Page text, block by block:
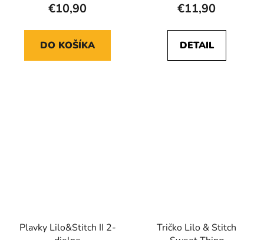
€10,90
DO KOŠÍKA
€11,90
DETAIL
Plavky Lilo&Stitch II 2-
Tričko Lilo & Stitch